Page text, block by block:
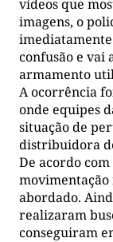
vídeos que
imagens, o
confusão e vai
armamento
A ocorrência
onde equipes
situação de
distribuidora
De acordo
abordado.
realizaram
conseguiram